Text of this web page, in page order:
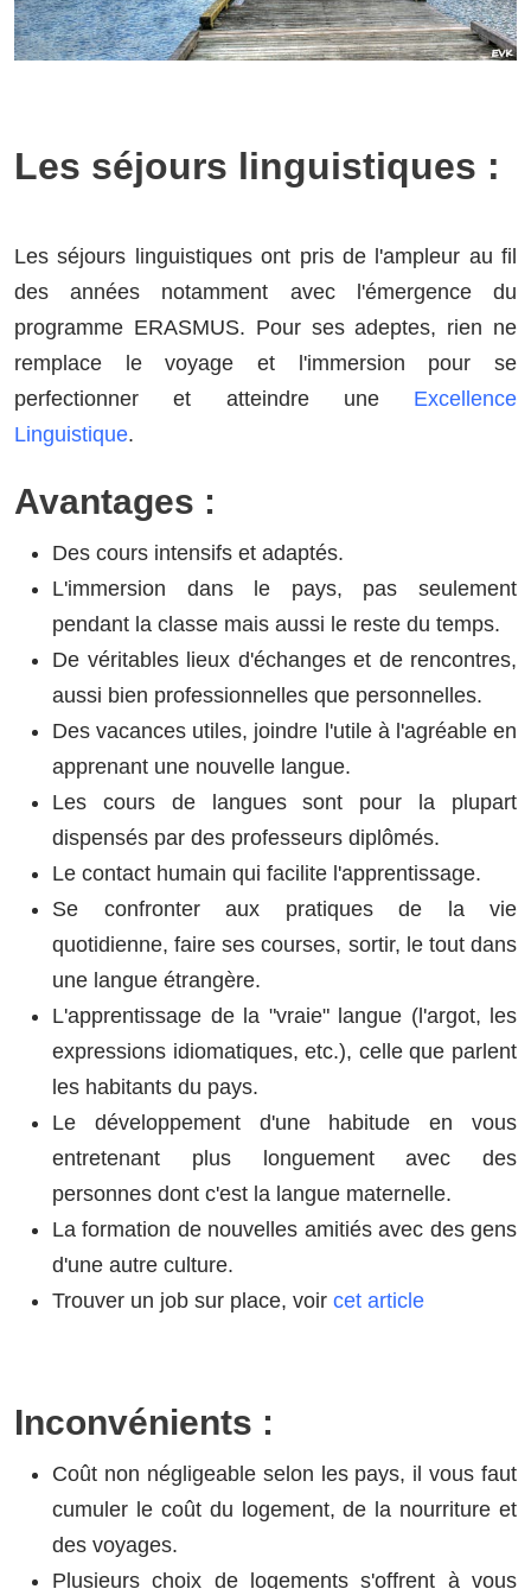
Les séjours linguistiques :
Les séjours linguistiques ont pris de l'ampleur au fil
des années notamment avec l'émergence du
programme ERASMUS. Pour ses adeptes, rien ne
remplace le voyage et l'immersion pour se
perfectionner et atteindre une Excellence
Linguistique.
Avantages :
Des cours intensifs et adaptés.
L'immersion dans le pays, pas seulement
pendant la classe mais aussi le reste du temps.
De véritables lieux d'échanges et de rencontres,
aussi bien professionnelles que personnelles.
Des vacances utiles, joindre l'utile à l'agréable en
apprenant une nouvelle langue.
Les cours de langues sont pour la plupart
dispensés par des professeurs diplômés.
Le contact humain qui facilite l'apprentissage.
Se confronter aux pratiques de la vie
quotidienne, faire ses courses, sortir, le tout dans
une langue étrangère.
L'apprentissage de la "vraie" langue (l'argot, les
expressions idiomatiques, etc.), celle que parlent
les habitants du pays.
Le développement d'une habitude en vous
entretenant plus longuement avec des
personnes dont c'est la langue maternelle.
La formation de nouvelles amitiés avec des gens
d'une autre culture.
Trouver un job sur place, voir cet article
Inconvénients :
Coût non négligeable selon les pays, il vous faut
cumuler le coût du logement, de la nourriture et
des voyages.
Plusieurs choix de logements s'offrent à vous